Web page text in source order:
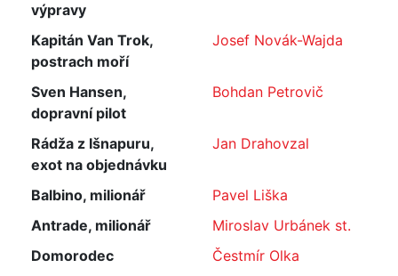
výpravy
Kapitán Van Trok,
postrach moří
Josef Novák-Wajda
Sven Hansen,
dopravní pilot
Bohdan Petrovič
Rádža z Išnapuru,
exot na objednávku
Jan Drahovzal
Balbino, milionář
Pavel Liška
Antrade, milionář
Miroslav Urbánek st.
Domorodec
Čestmír Olka